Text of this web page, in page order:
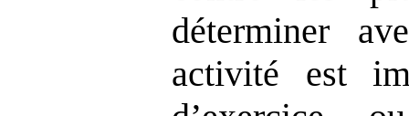
déterminer
activité est